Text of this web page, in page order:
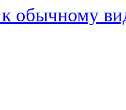
обычному